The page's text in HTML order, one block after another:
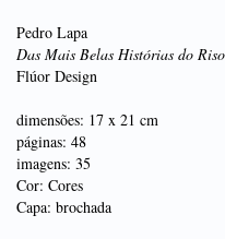
Pedro Lapa
Das Mais Belas Histórias do
Flúor Design
dimensões: 17 x 21 cm
páginas: 48
imagens: 35
Cor: Cores
Capa: brochada